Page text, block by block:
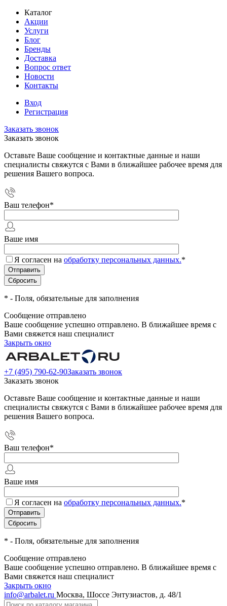
Каталог
Акции
Услуги
Блог
Бренды
Доставка
Вопрос ответ
Новости
Контакты
Вход
Регистрация
Заказать звонок
Заказать звонок
Оставьте Ваше сообщение и контактные данные и наши
специалисты свяжутся с Вами в ближайшее рабочее время для
решения Вашего вопроса.
Ваш телефон*
Ваше имя
Я согласен на обработку персональных данных.*
* - Поля, обязательные для заполнения
Сообщение отправлено
Ваше сообщение успешно отправлено. В ближайшее время с
Вами свяжется наш специалист
Закрыть окно
+7 (495) 790-62-90Заказать звонок
Заказать звонок
Оставьте Ваше сообщение и контактные данные и наши
специалисты свяжутся с Вами в ближайшее рабочее время для
решения Вашего вопроса.
Ваш телефон*
Ваше имя
Я согласен на обработку персональных данных.*
* - Поля, обязательные для заполнения
Сообщение отправлено
Ваше сообщение успешно отправлено. В ближайшее время с
Вами свяжется наш специалист
Закрыть окно
info@arbalet.ru Москва, Шоссе Энтузиастов, д. 48/1